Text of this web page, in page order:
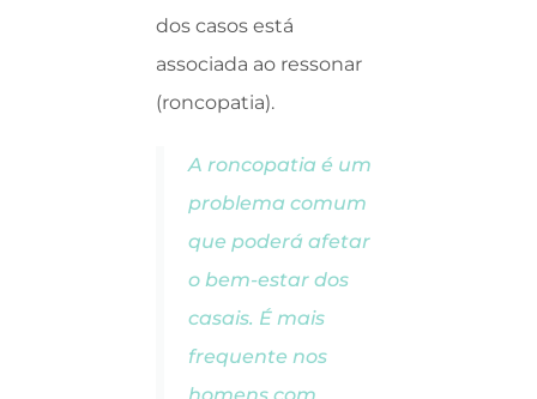
dos casos está
associada ao ressonar
(roncopatia).
A roncopatia é um
problema comum
que poderá afetar
o bem-estar dos
casais. É mais
frequente nos